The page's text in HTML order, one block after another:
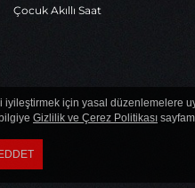
Çocuk Akıllı Saat
iyileştirmek için yasal düzenlemelere
Gizlilik ve Çerez Politikası